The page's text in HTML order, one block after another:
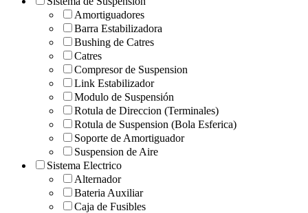
Amortiguadores
Barra Estabilizadora
Bushing de Catres
Catres
Compresor de Suspension
Link Estabilizador
Modulo de Suspensión
Rotula de Direccion (Terminales)
Rotula de Suspension (Bola Esferica)
Soporte de Amortiguador
Suspension de Aire
Sistema Electrico
Alternador
Bateria Auxiliar
Caja de Fusibles